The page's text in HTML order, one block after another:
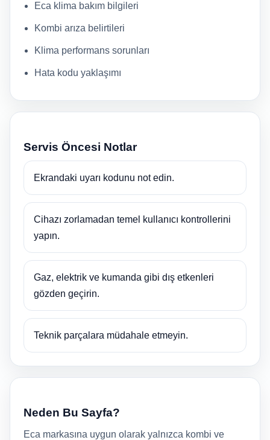
Eca klima bakım bilgileri
Kombi arıza belirtileri
Klima performans sorunları
Hata kodu yaklaşımı
Servis Öncesi Notlar
Ekrandaki uyarı kodunu not edin.
Cihazı zorlamadan temel kullanıcı kontrollerini
yapın.
Gaz, elektrik ve kumanda gibi dış etkenleri
gözden geçirin.
Teknik parçalara müdahale etmeyin.
Neden Bu Sayfa?
Eca markasına uygun olarak yalnızca kombi ve